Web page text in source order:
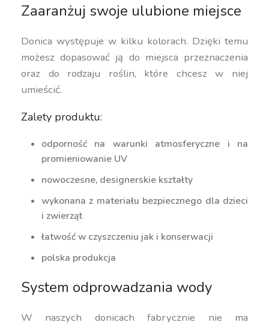
Zaaranżuj swoje ulubione miejsce
Donica występuje w kilku kolorach. Dzięki temu
możesz dopasować ją do miejsca przeznaczenia
oraz do rodzaju roślin, które chcesz w niej
umieścić.
Zalety produktu:
odporność na warunki atmosferyczne i na
promieniowanie UV
nowoczesne, designerskie kształty
wykonana z materiału bezpiecznego dla dzieci
i zwierząt
łatwość w czyszczeniu jak i konserwacji
polska produkcja
System odprowadzania wody
W naszych donicach fabrycznie nie ma